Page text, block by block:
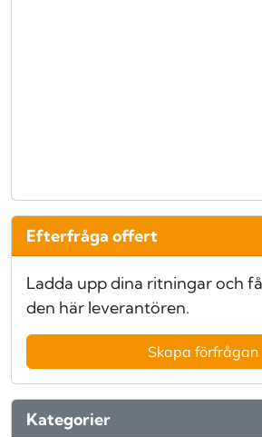
Efterfråga offert
Ladda upp dina ritningar och
den här leverantören.
Skapa förfrågan
Kategorier